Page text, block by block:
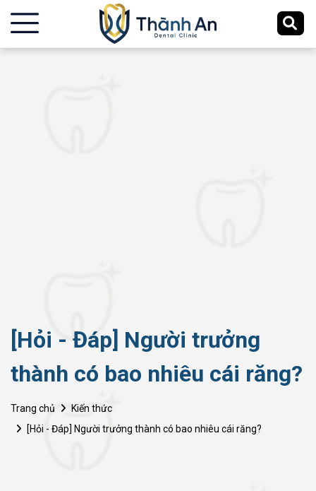
[Hỏi - Đáp] Người trưởng
thành có bao nhiêu cái răng?
Trang chủ
Kiến thức
[Hỏi - Đáp] Người trưởng thành có bao nhiêu cái răng?